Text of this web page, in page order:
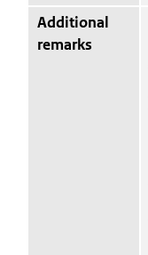
Additional
remarks